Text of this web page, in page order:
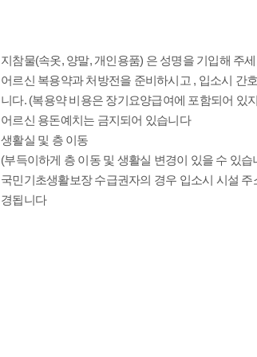
지참물(속옷, 양말, 개인용품) 은 성명을 기입해 주
어르신 복용약과 처방전을 준비하시고 , 입소시 간
니다. (복용약 비용은 장기요양급여에 포함되어 있
어르신 용돈예치는 금지되어 있습니다
생활실 및 층 이동
(부득이하게 층 이동 및 생활실 변경이 있을 수 있습
국민기초생활보장 수급권자의 경우 입소시 시설
경됩니다